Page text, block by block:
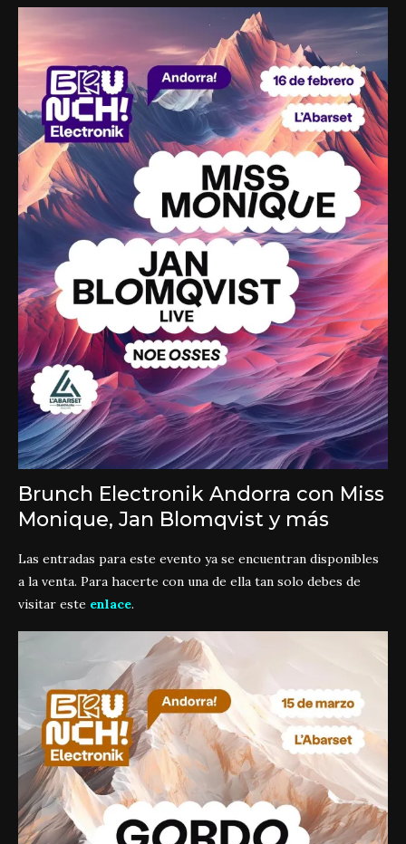
Brunch Electronik Andorra con Miss
Monique, Jan Blomqvist y más
Las entradas para este evento ya se encuentran disponibles
a la venta. Para hacerte con una de ella tan solo debes de
visitar este enlace.